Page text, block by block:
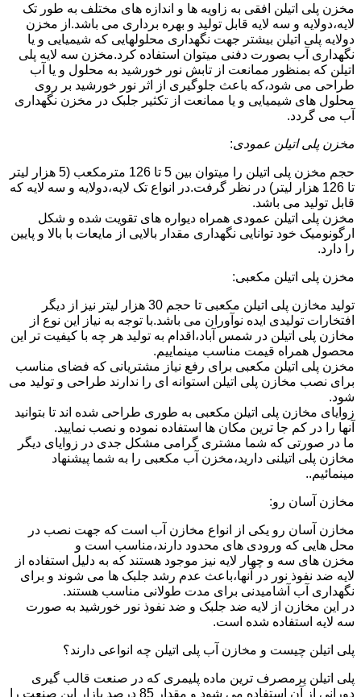
مخزن پلی اتیلن افقی به زاویه ها و اندازه های مختلف به طور تک
لایه،دولایه و سه لایه قابل تولید و بهره برداری می باشد.از مخزن
دولایه پلی اتیلن بیشتر جهت نگهداری محلولهایی که شیمیایی و یا
نگهداری آب بصورت دفنی میتوان استفاده کرد.مخزن سه لایه پلی
اتیلن که بمنظور ممانعت از تابش نور خورشید به محلول و یا آب
طراحی می شود،که باعث جلوگیری از اثر نور خورشید بر روی
محلول های شیمیایی و یا ممانعت از تکثیر جلبک در مخزن نگهداری
آب می گردد.
مخزن پلی اتیلن عمودی:
حجم مخزن پلی اتیلن را میتوان بین 5 تا 126 مترمکعب (5 هزار لیتر
تا 126 هزار لیتر) در نظر گرفت.در انواع تک لایه،دولایه و سه لایه که
قابل تولید می باشد.
مخزن پلی اتیلن عمودی همراه دیواره های تقویت شده و شکل
ارگونومیک خود توانایی نگهداری مقدار بالایی از مایعات با بالا و پایین
را دارد.
مخزن پلی اتیلن مکعبی:
تولید مخازن پلی اتیلن مکعبی تا حجم 30 هزار لیتر نیز از دیگر
افتخارات تولیدی ایده نوآوران می باشد.با توجه به نیاز این نوع از
مخازن پلی اتیلن در شمس آباد،اقدام به تولید هر چه با کیفیت تر این
محصول همراه قیمت مناسب مینماییم.
مخزن پلی اتیلن مکعبی برای رفع نیاز مشتریانی که فضای مناسب
برای نصب مخازن پلی اتیلن استوانه ای را ندارند طراحی و تولید می
شود.
زوایای مخازن پلی اتیلن مکعبی به طوری طراحی شده اند تا بتوانید
آنها را در کم جا ترین مکان ها استفاده نموده و نصب نمایید.
ما در صورتی که شما مشتری گرامی مشکل جدی در زوایای دیگر
مخازن پلی اتیلنی دارید،مخزن آب مکعبی را به شما پیشنهاد
مینمائیم..
مخازن آسان رو:
مخازن آسان رو یکی از انواع مخازن آب است که جهت نصب در
محل هایی که ورودی های محدود دارند،مناسب است و
مخزن های سه و چهار لایه نیز موجود هستند که به دلیل استفاده از
لایه ضد نفوذ نور در آنها،باعث عدم رشد جلبک ها می شوند و برای
نگهداری آب آشامیدنی برای مدت طولانی مناسب هستند.
در این مخازن از لایه ضد جلبک و ضد نفوذ نور خورشید به صورت
سه لایه استفاده شده است.
پلی اتیلن چیست و مخازن آب پلی اتیلن چه انواعی دارند؟
پلی اتیلن پرمصرف ترین ماده پلیمری که در صنعت قالب گیری
دورانی از آن استفاده می شود و مقدار 85 درصد بازار این صنعت را